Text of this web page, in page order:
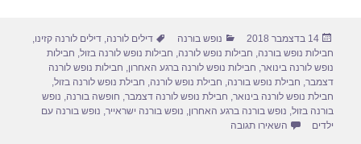
e
b
o
o
o
d
o
n
e
פורסם
בתאריך
14 בדצמבר 2018 קטגוריות
נופש בורנה תגיות
דילים לורנה,דילים לורנה קזינו,
חבילות נופש בורנה, חבילות נופש לורנה, חבילות נופש לורנה בזול, חבילות
נופש לורנה בינואר, חבילות נופש לורנה ברגע האחרון, חבילות נופש לורנה
דצמבר, חבילת נופש בורנה, חבילת נופש לורנה, חבילת נופש לורנה בזול,
חבילת נופש לורנה בינואר, חבילת נופש לורנה דצמבר, חופשה בורנה, נופש
בורנה בזול, נופש בורנה ברגע האחרון, נופש בורנה ישראייר, נופש בורנה עם
ילדים
השאירו תגובה